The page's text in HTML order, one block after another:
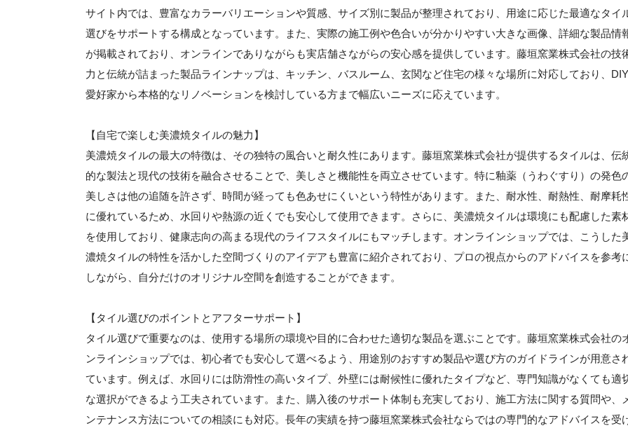
サイト内では、豊富なカラーバリエーションや質感、サイズ別に製品が整理されており、用途に応じた最適なタイ
選びをサポートする構成となっています。また、実際の施工例や色合いが分かりやすい大きな画像、詳細な製品情
が掲載されており、オンラインでありながらも実店舗さながらの安心感を提供しています。藤垣窯業株式会社の技
力と伝統が詰まった製品ラインナップは、キッチン、バスルーム、玄関など住宅の様々な場所に対応しており、DIY
愛好家から本格的なリノベーションを検討している方まで幅広いニーズに応えています。
【自宅で楽しむ美濃焼タイルの魅力】
美濃焼タイルの最大の特徴は、その独特の風合いと耐久性にあります。藤垣窯業株式会社が提供するタイルは、伝
的な製法と現代の技術を融合させることで、美しさと機能性を両立させています。特に釉薬（うわぐすり）の発色
美しさは他の追随を許さず、時間が経っても色あせにくいという特性があります。また、耐水性、耐熱性、耐摩耗
に優れているため、水回りや熱源の近くでも安心して使用できます。さらに、美濃焼タイルは環境にも配慮した素
を使用しており、健康志向の高まる現代のライフスタイルにもマッチします。オンラインショップでは、こうした
濃焼タイルの特性を活かした空間づくりのアイデアも豊富に紹介されており、プロの視点からのアドバイスを参考
しながら、自分だけのオリジナル空間を創造することができます。
【タイル選びのポイントとアフターサポート】
タイル選びで重要なのは、使用する場所の環境や目的に合わせた適切な製品を選ぶことです。藤垣窯業株式会社の
ンラインショップでは、初心者でも安心して選べるよう、用途別のおすすめ製品や選び方のガイドラインが用意さ
ています。例えば、水回りには防滑性の高いタイプ、外壁には耐候性に優れたタイプなど、専門知識がなくても適
な選択ができるよう工夫されています。また、購入後のサポート体制も充実しており、施工方法に関する質問や、
ンテナンス方法についての相談にも対応。長年の実績を持つ藤垣窯業株式会社ならではの専門的なアドバイスを受